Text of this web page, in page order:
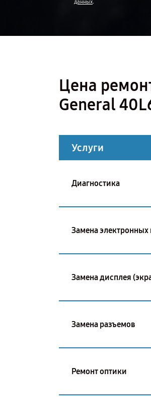
данных.
Цена
General
Услуги
Диагностика
Замена электронных
Замена дисплея
Замена разъемов
Ремонт оптики